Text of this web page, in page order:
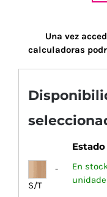
Una vez
calculadoras
Estado
-
S/T
En